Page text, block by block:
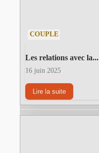
COUPLE
Les relations avec la...
16 juin 2025
Lire la suite